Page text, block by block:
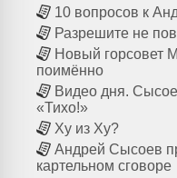
10 вопросов к
Разрешите не
Новый горсовет
поимённо
Видео дня.
«Тихо!»
Ху из Ху?
Андрей Сысоев
картельном сговоре